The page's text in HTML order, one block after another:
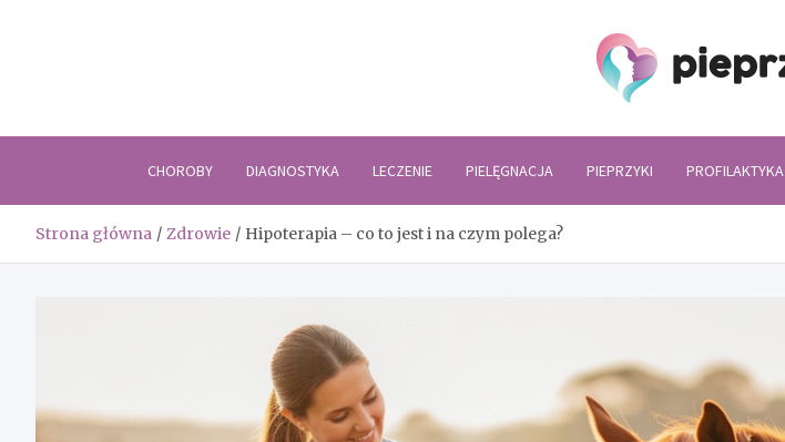
CHOROBY DIAGNOSTYKA LECZENIE PIELĘGNACJA PIEPRZYKI PROFILAKTYKA
Strona główna Zdrowie Hipoterapia – co to jest i na czym polega?